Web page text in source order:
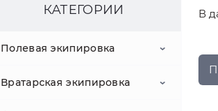
КАТЕГОРИИ
Полевая экипировка
Клюшки
Вратарская экипировка
В